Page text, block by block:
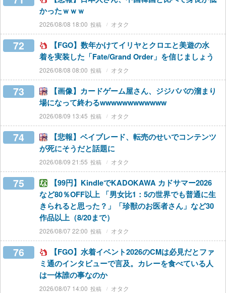
かったｗｗｗ
2026/08/08 18:00 オタク
72
【FGO】数年かけてイリヤとクロエと美遊の水
着を実装した「Fate/Grand Order」を信じましょう
2026/08/08 08:00 オタク
73
【画像】カードゲーム屋さん、ジジババの溜まり
場になって終わるwwwwwwwwwwww
2026/08/09 13:45 オタク
74
【悲報】ベイブレード、転売のせいでコンテンツ
が死にそうだと話題に
2026/08/09 21:55 オタク
75
【99円】KindleでKADOKAWA カドサマー2026
など80％OFF以上 「男女比1：5の世界でも普通に生
きられると思った？」「珍獣のお医者さん」など30
作品以上（8/20まで）
2026/08/07 22:00 オタク
76
【FGO】水着イベント2026のCMは必見だとファ
ミ通のインタビューで言及。カレーを食べている人
は一体誰の事なのか
2026/08/07 14:00 オタク